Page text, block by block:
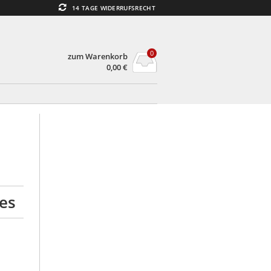
14 TAGE WIDERRUFSRECHT
zum Warenkorb
0,00€
0